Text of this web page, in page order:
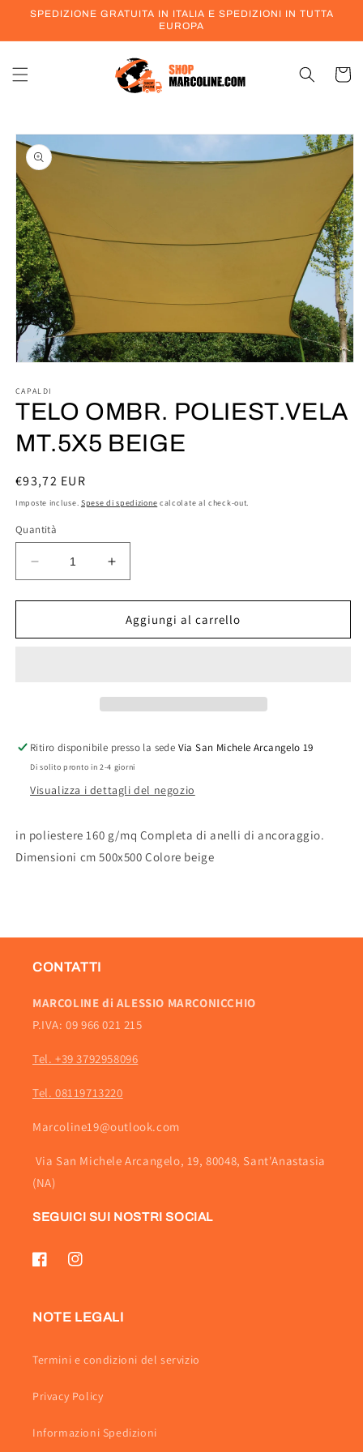
direttamente
SPEDIZIONE GRATUITA IN ITALIA E SPEDIZIONI IN TUTTA
EUROPA
Carrello
Passa alle
informazioni
sul prodotto
multimediali
1
modale
CAPALDI
TELO OMBR. POLIEST.VELA
MT.5X5 BEIGE
Prezzo
di
€93,72 EUR
Imposte incluse. Spese di spedizione calcolate al check-out.
Quantità
Diminuisci
quantità
per
OMBR.
Aumenta
quantità
per
TELO
OMBR.
Aggiungi al carrello
Ritiro disponibile presso la sede Via San Michele Arcangelo 19
Di solito pronto in 2-4 giorni
Visualizza i dettagli del negozio
in poliestere 160 g/mq Completa di anelli di ancoraggio.
Dimensioni cm 500x500 Colore beige
CONTATTI
MARCOLINE di ALESSIO MARCONICCHIO
P.IVA: 09 966 021 215
Tel. +39 3792958096
Tel. 08119713220
Marcoline19@outlook.com
Via San Michele Arcangelo, 19, 80048, Sant'Anastasia
(NA)
SEGUICI SUI NOSTRI SOCIAL
FacebookInstagram
NOTE LEGALI
Termini e condizioni del servizio
Privacy Policy
Informazioni Spedizioni